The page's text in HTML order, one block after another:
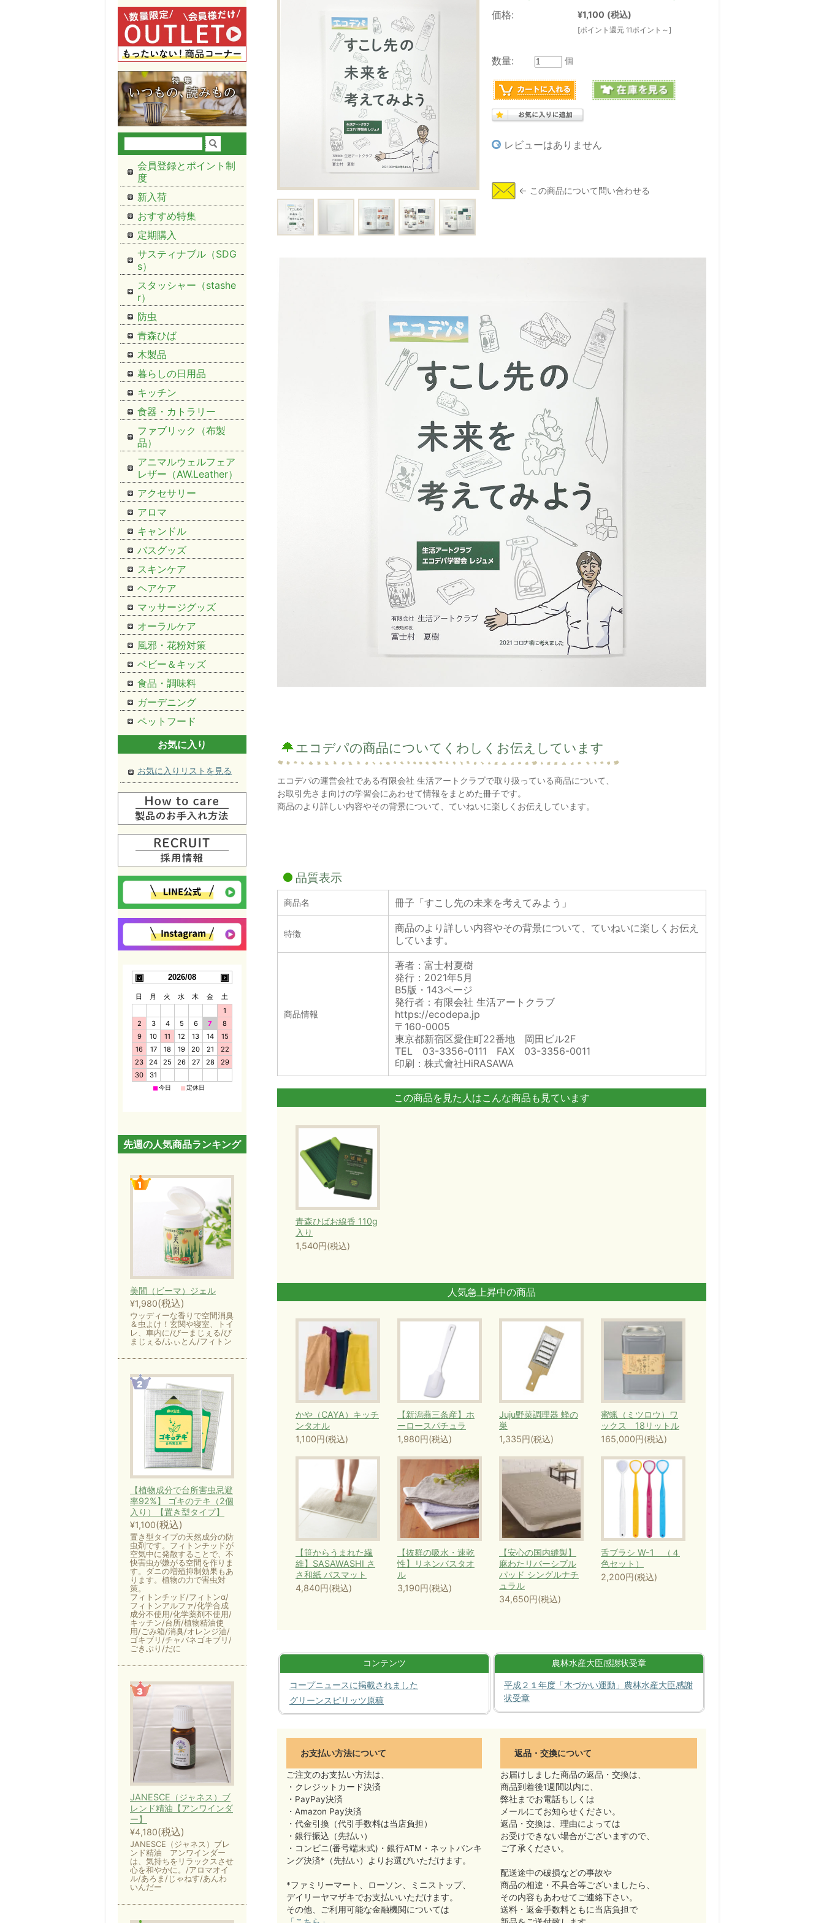
価格: ¥1,100 (税込)
[ポイント還元 11ポイント～]
数量: 個
レビューはありません
エコデパの商品についてくわしくお伝えしています
エコデパの運営会社である有限会社 生活アートクラブで取り扱っている商品について、
お取引先さま向けの学習会にあわせて情報をまとめた冊子です。
商品のより詳しい内容やその背景について、ていねいに楽しくお伝えしています。
品質表示
商品名 冊子「すこし先の未来を考えてみよう」
特徴
商品のより詳しい内容やその背景について、ていねいに楽しくお伝え
しています。
商品情報
著者：富士村夏樹
発行：2021年5月
B5版・143ページ
発行者：有限会社 生活アートクラブ
https://ecodepa.jp
〒160-0005
東京都新宿区愛住町22番地 岡田ビル2F
TEL 03-3356-0111 FAX 03-3356-0011
印刷：株式會社HiRASAWA
この商品を見た人はこんな商品も見ています
青森ひばお線香 110g
入り
1,540円(税込)
人気急上昇中の商品
かや（CAYA）キッチ
ンタオル
1,100円(税込)
【新潟燕三条産】ホ
ーロースパチュラ
1,980円(税込)
Juju野菜調理器 蜂の
巣
1,335円(税込)
蜜蝋（ミツロウ）ワ
ックス 18リットル
165,000円(税込)
【笹からうまれた繊
維】SASAWASHI さ
さ和紙 バスマット
4,840円(税込)
【抜群の吸水・速乾
性】リネンバスタオ
ル
3,190円(税込)
【安心の国内縫製】
麻わたリバーシブル
パッド シングルナチ
ュラル
34,650円(税込)
舌ブラシ W-1 （４
色セット）
2,200円(税込)
コンテンツ
コープニュースに掲載されました
グリーンスピリッツ原稿
農林水産大臣感謝状受章
平成２１年度「木づかい運動」農林水産大臣感謝
状受章
お支払い方法について
ご注文のお支払い方法は、
・クレジットカード決済
・PayPay決済
・Amazon Pay決済
・代金引換（代引手数料は当店負担）
・銀行振込（先払い）
・コンビニ(番号端末式)・銀行ATM・ネットバンキ
ング決済*（先払い）よりお選びいただけます。
*ファミリーマート、ローソン、ミニストップ、
デイリーヤマザキでお支払いいただけます。
その他、ご利用可能な金融機関については
返品・交換について
お届けしました商品の返品・交換は、
商品到着後1週間以内に、
弊社までお電話もしくは
メールにてお知らせください。
返品・交換は、理由によっては
お受けできない場合がございますので、
ご了承ください。
配送途中の破損などの事故や
商品の相違・不具合等ございましたら、
その内容もあわせてご連絡下さい。
送料・返金手数料ともに当店負担で
会員登録とポイント制
度
新入荷
おすすめ特集
定期購入
サスティナブル（SDG
s）
スタッシャー（stashe
r）
防虫
青森ひば
木製品
暮らしの日用品
キッチン
食器・カトラリー
ファブリック（布製
品）
アニマルウェルフェア
レザー（AW.Leather）
アクセサリー
アロマ
キャンドル
バスグッズ
スキンケア
ヘアケア
マッサージグッズ
オーラルケア
風邪・花粉対策
ベビー＆キッズ
食品・調味料
ガーデニング
ペットフード
お気に入り
お気に入りリストを見る
2026/08
日 月 火 水 木 金
土
1
2
3 4 5 6 7
8
9
10 11 12 13 14
15
16
17 18 19 20 21
22
23
24 25 26 27 28
29
30
31
■今日 ■定休日
先週の人気商品ランキング
美間（ビーマ）ジェル
¥1,980(税込)
ウッディーな香りで空間消臭
＆虫よけ！玄関や寝室、トイ
レ、車内に/びーまじぇる/び
まじぇる/ふぃとん/フィトン
【植物成分で台所害虫忌避
率92%】 ゴキのテキ（2個
入り）【置き型タイプ】
¥1,100(税込)
置き型タイプの天然成分の防
虫剤です。フィトンチッドが
空気中に発散することで、不
快害虫が嫌がる空間を作りま
す。ダニの増殖抑制効果もあ
ります。植物の力で害虫対
策。
フィトンチッド/フィトンα/
フィトンアルファ/化学合成
成分不使用/化学薬剤不使用/
キッチン/台所/植物精油使
用/ごみ箱/消臭/オレンジ油/
ゴキブリ/チャバネゴキブリ/
ごきぶり/だに
JANESCE（ジャネス）ブ
レンド精油【アンワインダ
ー】
¥4,180(税込)
JANESCE（ジャネス）ブレ
ンド精油 アンワインダー
は、気持ちをリラックスさせ
心を和やかに。/アロマオイ
ル/あろま/じゃねす/あんわ
いんだー